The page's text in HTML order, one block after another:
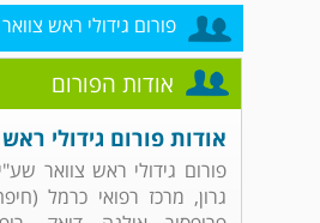
פורום גידולי ראש צוואר
אודות הפורום
אודות פורום גידולי
פורום גידולי ראש צוואר
גרון, מרכז רפואי כרמל